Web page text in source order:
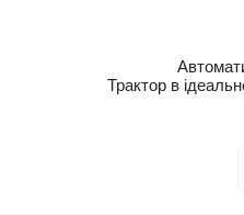
Трактор в